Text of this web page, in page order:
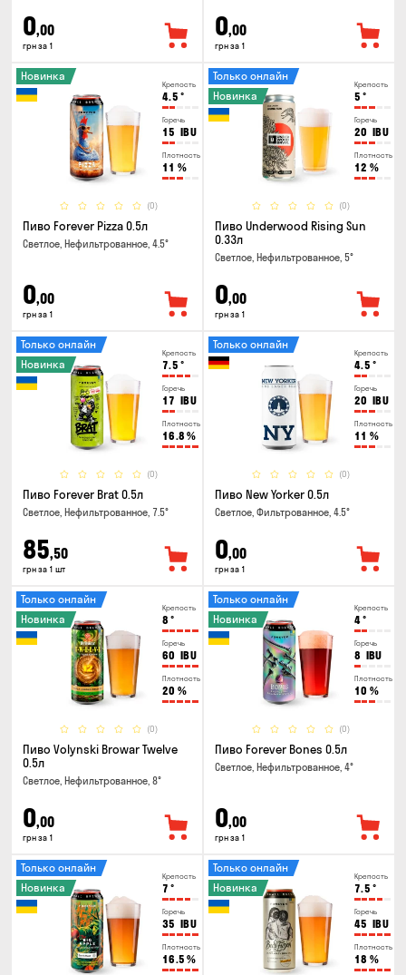
0,00
грн за 1
0,00
грн за 1
Крепость
4.5 °
Горечь
15 IBU
Плотность
11 %
(0)
Новинка
Пиво Forever Pizza 0.5л
Светлое, Нефильтрованное, 4.5°
0,00
грн за 1
Крепость
5 °
Горечь
20 IBU
Плотность
12 %
(0)
Только онлайн
Новинка
Пиво Underwood Rising Sun
0.33л
Светлое, Нефильтрованное, 5°
0,00
грн за 1
Крепость
7.5 °
Горечь
17 IBU
Плотность
16.8 %
(0)
Только онлайн
Новинка
Пиво Forever Brat 0.5л
Светлое, Нефильтрованное, 7.5°
85,50
грн за 1 шт
Крепость
4.5 °
Горечь
20 IBU
Плотность
11 %
(0)
Только онлайн
Пиво New Yorker 0.5л
Светлое, Фильтрованное, 4.5°
0,00
грн за 1
Крепость
8 °
Горечь
60 IBU
Плотность
20 %
(0)
Только онлайн
Новинка
Пиво Volynski Browar Twelve
0.5л
Светлое, Нефильтрованное, 8°
0,00
грн за 1
Крепость
4°
Горечь
8 IBU
Плотность
10 %
(0)
Только онлайн
Новинка
Пиво Forever Bones 0.5л
Светлое, Нефильтрованное, 4°
0,00
грн за 1
Крепость
7 °
Горечь
35 IBU
Плотность
16.5 %
Только онлайн
Новинка
Крепость
7.5 °
Горечь
45 IBU
Плотность
18 %
Только онлайн
Новинка